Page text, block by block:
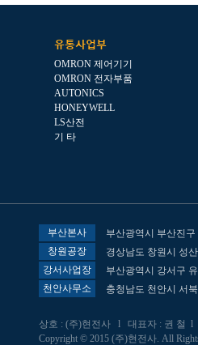
유통사업부
OMRON 제어기기
OMRON 전자부품
AUTONICS
HONEYWELL
LS산전
기 타
부산본사
부산광역시 부산진
창원공장
경상남도 창원시 성
강서사업장
부산광역시 강서구
천안사무소
충청남도 천안시 서
상호 : (주)현전사 l 대표자 : 권 철 l
Copyright © 2015 (주)현전사. All